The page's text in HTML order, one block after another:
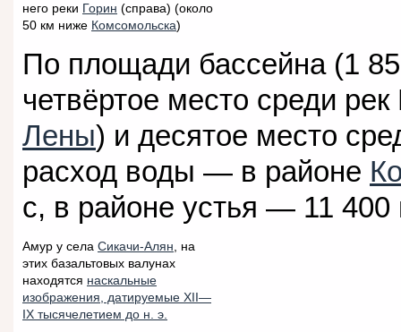
него реки Горин (справа) (около
50 км ниже Комсомольска)
По площади бассейна (1
четвёртое место среди
Лены) и десятое место
расход воды — в районе
с, в районе устья — 11 400
Амур у села Сикачи-Алян , на
этих базальтовых валунах
находятся наскальные
изображения, датируемые XII—
IX тысячелетием до н. э.